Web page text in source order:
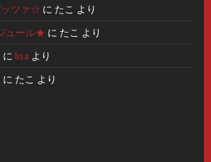
ツァ☆ に たこ より
ュール★ に たこ より
に lisa より
に たこ より